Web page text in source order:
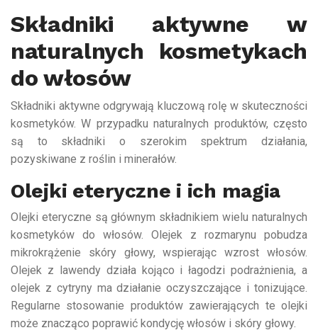
Składniki aktywne w
naturalnych kosmetykach
do włosów
Składniki aktywne odgrywają kluczową rolę w skuteczności
kosmetyków. W przypadku naturalnych produktów, często
są to składniki o szerokim spektrum działania,
pozyskiwane z roślin i minerałów.
Olejki eteryczne i ich magia
Olejki eteryczne są głównym składnikiem wielu naturalnych
kosmetyków do włosów. Olejek z rozmarynu pobudza
mikrokrążenie skóry głowy, wspierając wzrost włosów.
Olejek z lawendy działa kojąco i łagodzi podrażnienia, a
olejek z cytryny ma działanie oczyszczające i tonizujące.
Regularne stosowanie produktów zawierających te olejki
może znacząco poprawić kondycję włosów i skóry głowy.